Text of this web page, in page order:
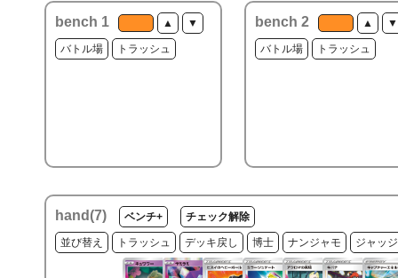
bench 1 ▲ ▼
バトル場 トラッシュ
bench 2 ▲ ▼
バトル場 トラッシュ
hand(7) ベンチ+ チェック解除
並び替え トラッシュ デッキ戻し 博士 ナンジャモ ジャッ